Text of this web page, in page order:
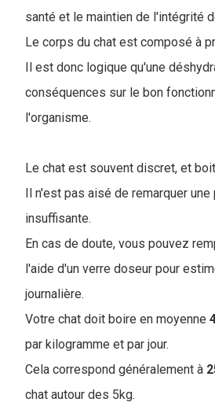
santé et le maintien de l'intégrité
Le corps du chat est composé à
Il est donc logique qu'une
conséquences sur le bon
l'organisme.
Le chat est souvent discret, et
Il n'est pas aisé de remarquer
insuffisante.
En cas de doute, vous pouvez
l'aide d'un verre doseur pour
journalière.
Votre chat doit boire en moyenne
par kilogramme et par jour.
Cela correspond généralement à
chat autour des 5kg.